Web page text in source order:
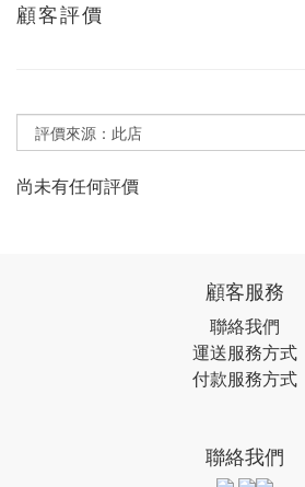
顧客評價
尚未有任何評價
顧客服務
聯絡我們
運送服務方式
付款服務方式
聯絡我們